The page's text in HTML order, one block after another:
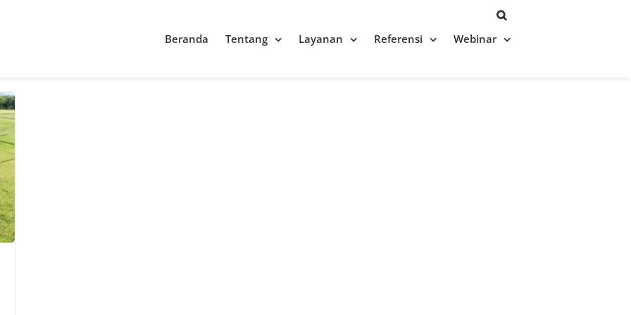
Beranda Tentang Layanan Referensi Webinar